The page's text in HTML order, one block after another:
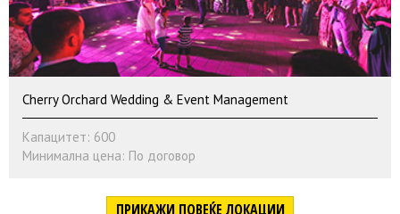
Cherry Orchard Wedding & Event Management
Капацитет: 600
Минимална цена: По договор
ПРИКАЖИ ПОВЕЌЕ ЛОКАЦИИ